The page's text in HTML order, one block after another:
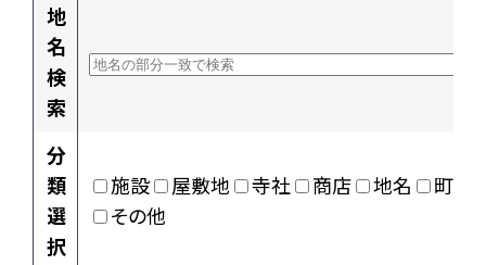
地
名
検
索
分
類
選
択
施設 屋敷地 寺社 商店 地名
町村
その他